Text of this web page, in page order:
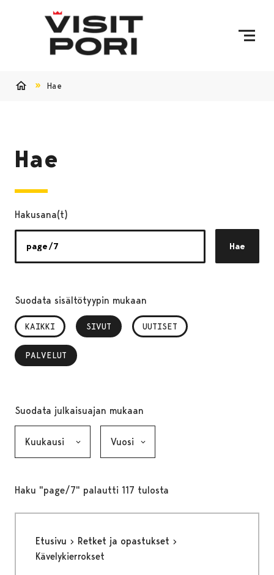
Hae
Hae
Hakusana(t)
Hae
Suodata sisältötyypin mukaan
KAIKKI SIVUT
, VALITTU UUTISET
PALVELUT
, VALITTU
Suodata julkaisuajan mukaan
Haku "page/7" palautti 117 tulosta
Etusivu
Retket ja opastukset
Kävelykierrokset